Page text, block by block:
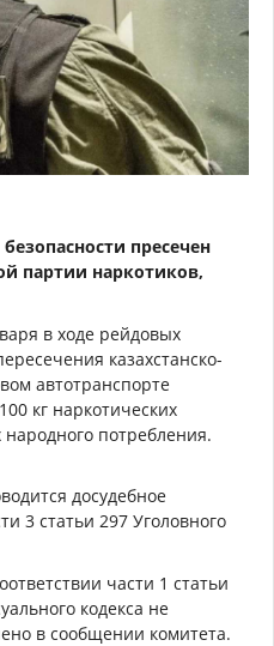
пресечен
партии наркотиков,
в ходе рейдовых
казахстанско-
автотранспорте
кг наркотических
народного потребления.
досудебное
3 статьи 297 Уголовного
части 1 статьи
кодекса не
в сообщении комитета.